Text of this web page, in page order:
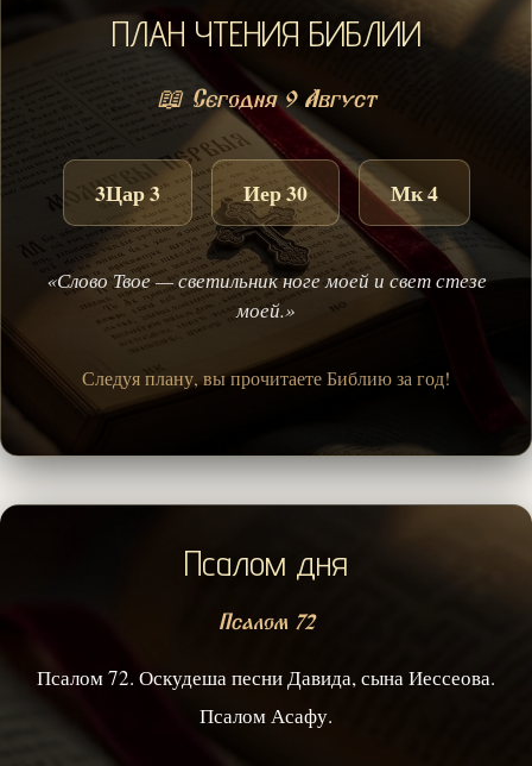
ПЛАН ЧТЕНИЯ БИБЛИИ
📖 Сегодня 9 Август
3Цар 3 Иер 30 Мк 4
«Слово Твое — светильник ноге моей и свет стезе
моей.»
Следуя плану, вы прочитаете Библию за год!
Псалом дня
Псалом 72
Псалом 72. Оскудеша песни Давида, сына Иессеова.
Псалом Асафу.